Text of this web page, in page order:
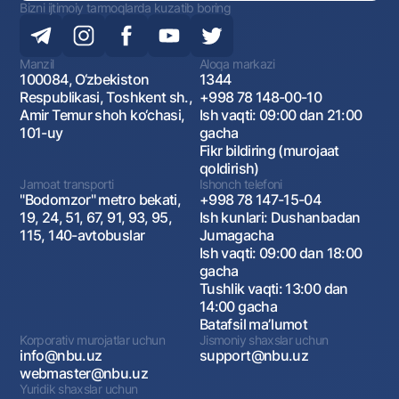
Bizni ijtimoiy tarmoqlarda kuzatib boring
Manzil
100084, O‘zbekiston
Respublikasi, Toshkent sh.,
Amir Temur shoh ko‘chasi,
101-uy
Aloqa markazi
1344
+998 78 148-00-10
Ish vaqti: 09:00 dan 21:00
gacha
Fikr bildiring (murojaat
qoldirish)
Jamoat transporti
"Bodomzor" metro bekati,
19, 24, 51, 67, 91, 93, 95,
115, 140-avtobuslar
Ishonch telefoni
+998 78 147-15-04
Ish kunlari: Dushanbadan
Jumagacha
Ish vaqti: 09:00 dan 18:00
gacha
Tushlik vaqti: 13:00 dan
14:00 gacha
Batafsil maʼlumot
Korporativ murojatlar uchun
info@nbu.uz
webmaster@nbu.uz
Jismoniy shaxslar uchun
support@nbu.uz
Yuridik shaxslar uchun